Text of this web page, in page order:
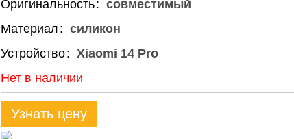
Оригинальность совместимый
Материал силикон
Устройство Xiaomi 14 Pro
Нет в наличии
Узнать цену